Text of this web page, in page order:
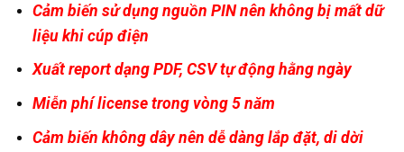
Cảm biến sử dụng nguồn PIN nên không bị mất dữ
liệu khi cúp điện
Xuất report dạng PDF, CSV tự động hằng ngày
Miễn phí license trong vòng 5 năm
Cảm biến không dây nên dễ dàng lắp đặt, di dời